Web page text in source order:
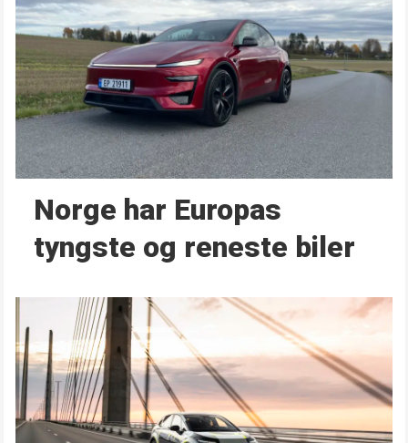
Norge har Europas
tyngste og reneste biler